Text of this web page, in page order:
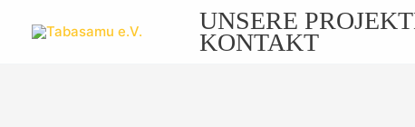
Inhalt
UNSERE
KONTAKT